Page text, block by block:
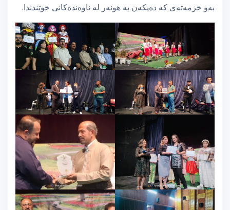
بەو خزمەتەی کە دەیکەن بە هونەر لە ناوەندەکانی خوێندندا.